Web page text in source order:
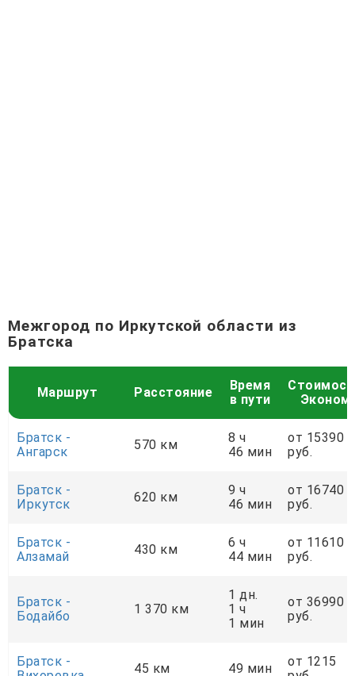
Межгород по Иркутской области из
Братска
Маршрут Расстояние
Время
в пути
Эконом
Братск -
Ангарск
570 км
8 ч
46 мин
от 15390
руб.
Братск -
Иркутск
620 км
9 ч
46 мин
от 16740
руб.
Братск -
Алзамай
430 км
6 ч
44 мин
от 11610
руб.
Братск -
Бодайбо
1 370 км
1 дн.
1 ч
1 мин
от 36990
руб.
Братск -
45 км 49 мин
от 1215